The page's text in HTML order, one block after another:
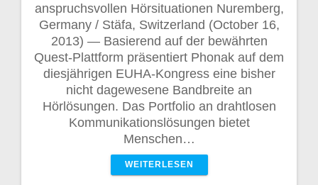
anspruchsvollen Hörsituationen Nuremberg,
Germany / Stäfa, Switzerland (October 16,
2013) — Basierend auf der bewährten
Quest-Plattform präsentiert Phonak auf dem
diesjährigen EUHA-Kongress eine bisher
nicht dagewesene Bandbreite an
Hörlösungen. Das Portfolio an drahtlosen
Kommunikationslösungen bietet
Menschen…
WEITERLESEN